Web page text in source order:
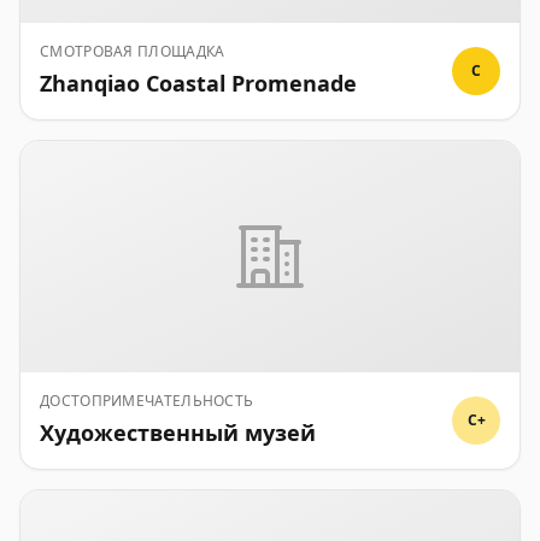
СМОТРОВАЯ ПЛОЩАДКА
Zhanqiao Coastal Promenade C
ДОСТОПРИМЕЧАТЕЛЬНОСТЬ
Художественный музей C+